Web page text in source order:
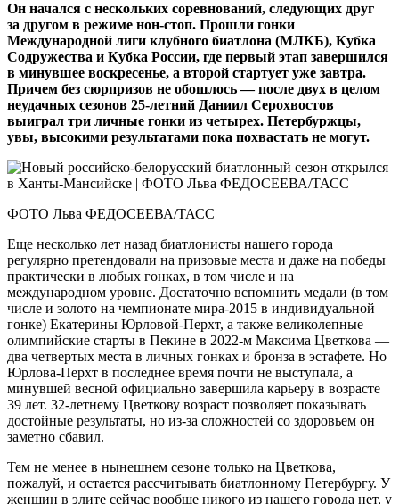
Он начался с нескольких соревнований, следующих друг
за другом в режиме нон-стоп. Прошли гонки
Международной лиги клубного биатлона (МЛКБ), Кубка
Содружества и Кубка России, где первый этап завершился
в минувшее воскресенье, а второй стартует уже завтра.
Причем без сюрпризов не обошлось — после двух в целом
неудачных сезонов 25‑летний Даниил Серохвостов
выиграл три личные гонки из четырех. Петербуржцы,
увы, высокими результатами пока похвастать не могут.
ФОТО Льва ФЕДОСЕЕВА/ТАСС
Еще несколько лет назад биатло­нисты нашего города
регулярно претендовали на призовые места и даже на победы
практически в любых гонках, в том числе и на
международном уровне. Достаточно вспомнить медали (в том
числе и золото на чемпионате мира-2015 в индивидуальной
гонке) Екатерины Юрловой-Перхт, а также великолепные
олимпийские старты в Пекине в 2022‑м Максима Цветкова —
два четвертых места в личных гонках и бронза в эстафете. Но
Юрлова-Перхт в последнее время почти не выступала, а
минувшей весной официально завершила карьеру в возрасте
39 лет. 32‑летнему Цветкову возраст позволяет показывать
достойные результаты, но из‑за сложностей со здоровьем он
заметно сбавил.
Тем не менее в нынешнем сезоне только на Цветкова,
пожалуй, и остается рассчитывать биатлонному Петербургу. У
женщин в элите сейчас вообще никого из нашего города нет, у